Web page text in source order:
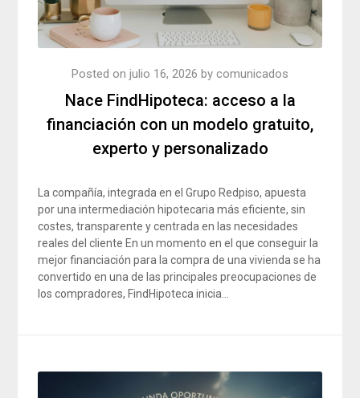
Nace FindHipoteca: acceso a la
financiación con un modelo gratuito,
experto y personalizado
Posted on julio 16, 2026 by comunicados
La compañía, integrada en el Grupo Redpiso, apuesta
por una intermediación hipotecaria más eficiente, sin
costes, transparente y centrada en las necesidades
reales del cliente En un momento en el que conseguir la
mejor financiación para la compra de una vivienda se ha
convertido en una de las principales preocupaciones de
los compradores, FindHipoteca inicia…